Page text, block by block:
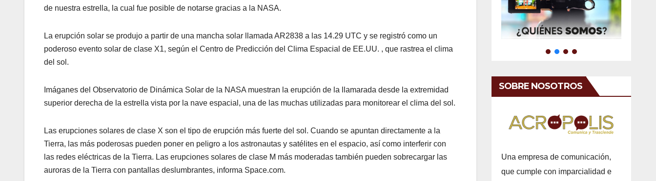
de nuestra estrella, la cual fue posible de notarse gracias a la NASA.
La erupción solar se produjo a partir de una mancha solar llamada AR2838 a las 14.29 UTC y se registró como un
poderoso evento solar de clase X1, según el Centro de Predicción del Clima Espacial de EE.UU. , que rastrea el clima
del sol.
Imáganes del Observatorio de Dinámica Solar de la NASA muestran la erupción de la llamarada desde la extremidad
superior derecha de la estrella vista por la nave espacial, una de las muchas utilizadas para monitorear el clima del sol.
Las erupciones solares de clase X son el tipo de erupción más fuerte del sol. Cuando se apuntan directamente a la
Tierra, las más poderosas pueden poner en peligro a los astronautas y satélites en el espacio, así como interferir con
las redes eléctricas de la Tierra. Las erupciones solares de clase M más moderadas también pueden sobrecargar las
auroras de la Tierra con pantallas deslumbrantes, informa Space.com.
SOBRE NOSOTROS
Una empresa de comunicación,
que cumple con imparcialidad e